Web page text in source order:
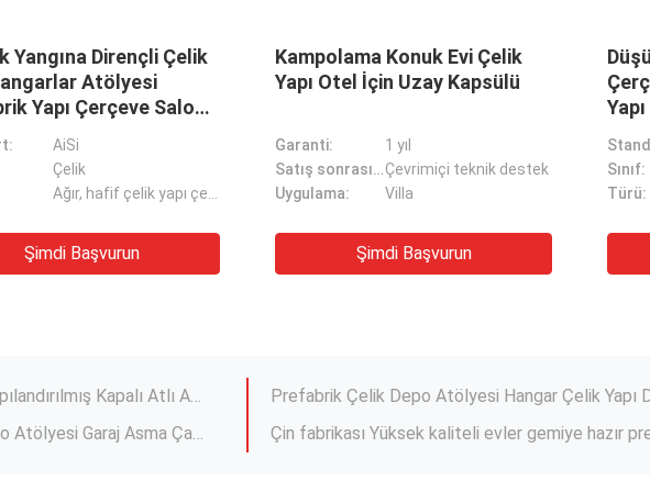
Q345 Düşük karbonlu
Tavuk çiftliği binası Sığır
At Arena Sığır Koyun
Işık
Şimdi Başvurun
Q235B/Q345B Düşük karbonlu
çelik çelik yapısı Tavuk küpü
Standart:
Sınıf:
Çelik
Türü:
Şimdi Başvurun
Hafif çelik ana çerçeve depo atölyesi ofis prefabrik ev için yüksek katlı bina
bult bağlantı yapısı
Çelik Yapısal Fabrikasyon İnşaatı için Prefabrik
Prefabrik Okul Çelik Yapı Bina Metal Atölyesi